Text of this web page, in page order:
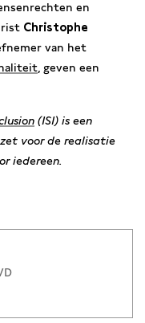
en
Christophe
van het
, geven een
(ISI) is een
voor de realisatie
iedereen.